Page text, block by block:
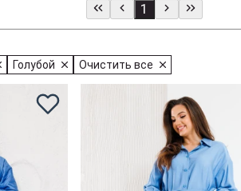
1
Голубой Очистить все